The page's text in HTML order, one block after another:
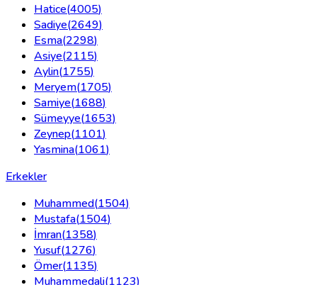
Hatice(4005)
Sadiye(2649)
Esma(2298)
Asiye(2115)
Aylin(1755)
Meryem(1705)
Samiye(1688)
Sümeyye(1653)
Zeynep(1101)
Yasmina(1061)
Erkekler
Muhammed(1504)
Mustafa(1504)
İmran(1358)
Yusuf(1276)
Ömer(1135)
Muhammedali(1123)